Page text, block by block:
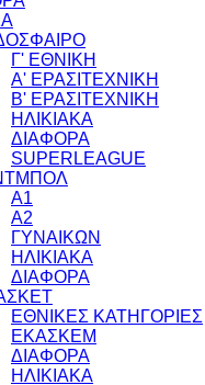
Γ' ΕΘΝΙΚΗ
Α' ΕΡΑΣΙΤΕΧΝΙΚΗ
Β' ΕΡΑΣΙΤΕΧΝΙΚΗ
ΗΛΙΚΙΑΚΑ
ΔΙΑΦΟΡΑ
SUPERLEAGUE
Α1
Α2
ΓΥΝΑΙΚΩΝ
ΗΛΙΚΙΑΚΑ
ΔΙΑΦΟΡΑ
ΕΘΝΙΚΕΣ ΚΑΤΗΓΟΡΙΕΣ
ΕΚΑΣΚΕΜ
ΔΙΑΦΟΡΑ
ΗΛΙΚΙΑΚΑ